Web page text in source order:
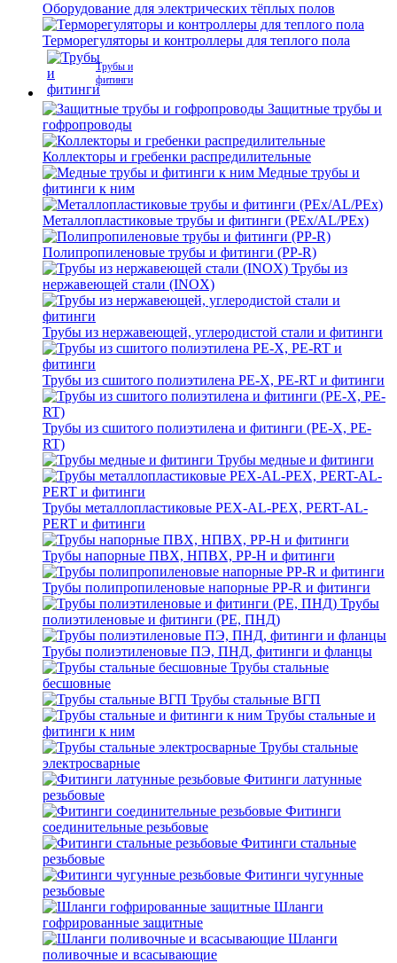
Оборудование для электрических тёплых полов
Терморегуляторы и контроллеры для теплого пола
Трубы и
фитинги
Защитные трубы и
гофропроводы
Коллекторы и гребенки распредилительные
Медные трубы и
фитинги к ним
Металлопластиковые трубы и фитинги (PEx/AL/PEx)
Полипропиленовые трубы и фитинги (PP-R)
Трубы из
нержавеющей стали (INOX)
Трубы из нержавеющей, углеродистой стали и фитинги
Трубы из сшитого полиэтилена PE-X, PE-RT и фитинги
Трубы из сшитого полиэтилена и фитинги (PE-X, PE-
RT)
Трубы медные и фитинги
Трубы металлопластиковые PEX-AL-PEX, PERT-AL-
PERT и фитинги
Трубы напорные ПВХ, НПВХ, PP-H и фитинги
Трубы полипропиленовые напорные PP-R и фитинги
Трубы
полиэтиленовые и фитинги (PE, ПНД)
Трубы полиэтиленовые ПЭ, ПНД, фитинги и фланцы
Трубы стальные
бесшовные
Трубы стальные ВГП
Трубы стальные и
фитинги к ним
Трубы стальные
электросварные
Фитинги латунные
резьбовые
Фитинги
соединительные резьбовые
Фитинги стальные
резьбовые
Фитинги чугунные
резьбовые
Шланги
гофрированные защитные
Шланги
поливочные и всасывающие